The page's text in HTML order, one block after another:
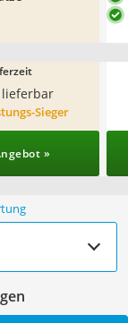
Sieger
»